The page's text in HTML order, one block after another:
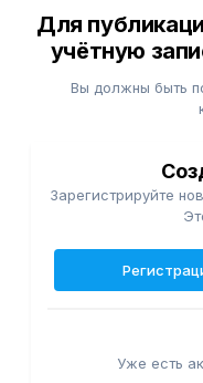
Для
учётную
Вы должны быть
Зарегистрируйте
Уже есть